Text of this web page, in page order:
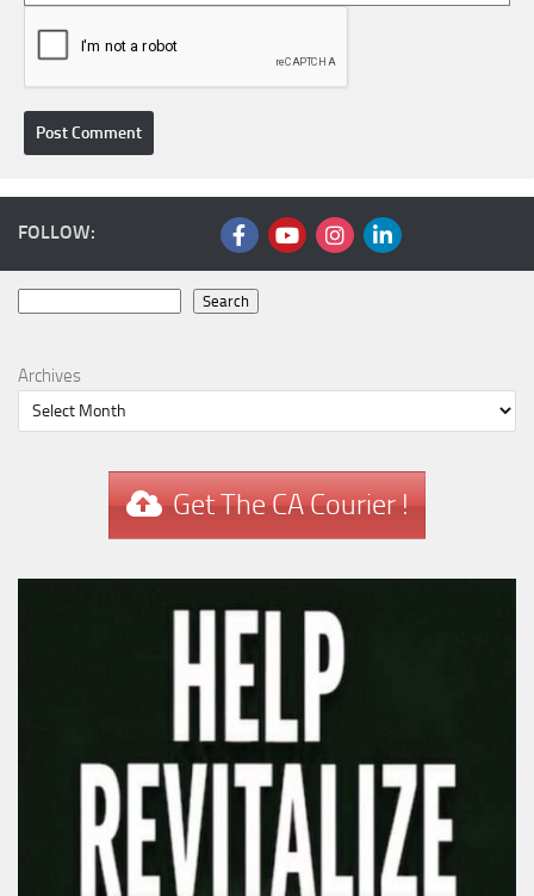
FOLLOW:
Search
Archives
Get The CA Courier !